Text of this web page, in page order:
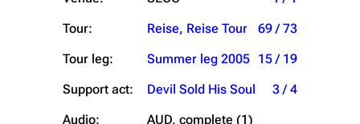
Tour:
Reise, Reise Tour
69 / 73
Tour leg:
Summer leg 2005 15 / 19
Support act:
Devil Sold His Soul
3 / 4
Audio:
AUD, complete (1)